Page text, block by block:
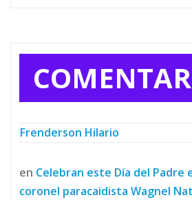
Frenderson Hilario
en Celebran este Día del Padre
coronel paracaidista Wagnel